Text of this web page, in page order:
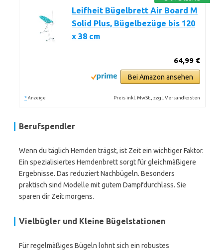
Leifheit Bügelbrett Air Board M
Solid Plus, Bügelbezüge bis 120
x 38 cm
64,99 €
Bei Amazon ansehen
* Anzeige Preis inkl. MwSt., zzgl. Versandkosten
Berufspendler
Wenn du täglich Hemden trägst, ist Zeit ein wichtiger Faktor.
Ein spezialisiertes Hemdenbrett sorgt für gleichmäßigere
Ergebnisse. Das reduziert Nachbügeln. Besonders
praktisch sind Modelle mit gutem Dampfdurchlass. Sie
sparen dir Zeit morgens.
Vielbügler und Kleine Bügelstationen
Für regelmäßiges Bügeln lohnt sich ein robustes